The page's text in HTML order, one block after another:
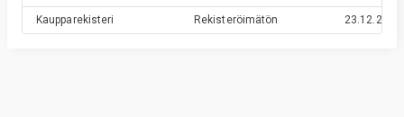
Kaupparekisteri Rekisteröimätön 23.12.2019